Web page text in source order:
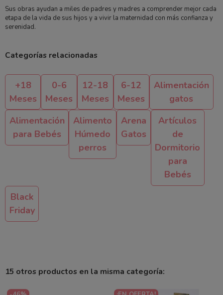
Sus obras ayudan a miles de padres y madres a comprender mejor cada
etapa de la vida de sus hijos y a vivir la maternidad con más confianza y
serenidad.
Categorías relacionadas
+18
Meses
0-6
Meses
12-18
Meses
6-12
Meses
Alimentación
gatos
Alimentación
para Bebés
Alimento
Húmedo
perros
Arena
Gatos
Artículos
de
Dormitorio
para
Bebés
Black
Friday
15 otros productos en la misma categoría: